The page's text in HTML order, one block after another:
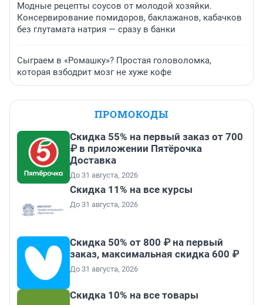
Модные рецепты соусов от молодой хозяйки.
Консервирование помидоров, баклажанов, кабачков
без глутамата натрия — сразу в банки
Сыграем в «Ромашку»? Простая головоломка,
которая взбодрит мозг не хуже кофе
ПРОМОКОДЫ
Скидка 55% на первый заказ от 700
₽ в приложении Пятёрочка
Доставка
До 31 августа, 2026
Скидка 11% на все курсы
До 31 августа, 2026
Скидка 50% от 800 ₽ на первый
заказ, максимальная скидка 600 ₽
До 31 августа, 2026
Скидка 10% на все товары